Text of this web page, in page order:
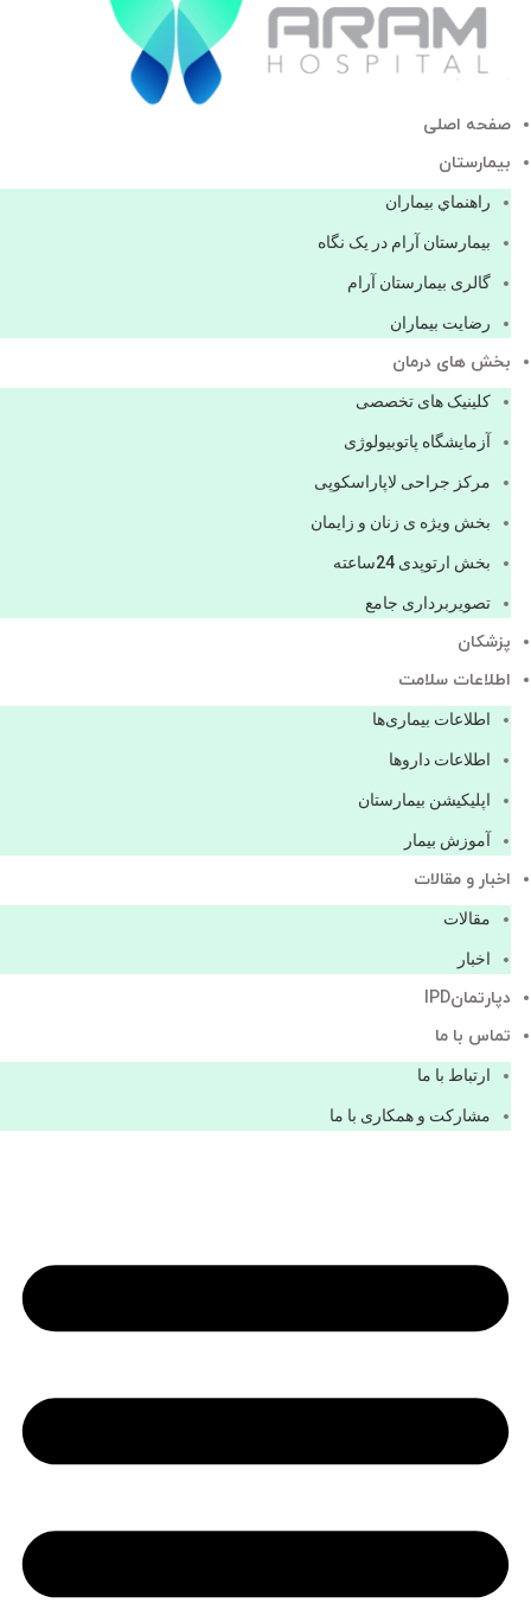
صفحه اصلی
بيمارستان
راهنماي بیماران
بیمارستان آرام در یک نگاه
گالری بیمارستان آرام
رضایت بیماران
بخش های درمان
کلینیک های تخصصی
آزمایشگاه پاتوبیولوژی
مرکز جراحی لاپاراسکوپی
بخش ویژه ی زنان و زایمان
بخش ارتوپدی 24ساعته
تصویربرداری جامع
پزشكان
اطلاعات سلامت
اطلاعات بیماری‌ها
اطلاعات دارو‌ها
اپليكيشن بيمارستان
آموزش بیمار
اخبار و مقالات
مقالات
اخبار
دپارتمانIPD
تماس با ما
ارتباط با ما
مشاركت و همكاری با ما